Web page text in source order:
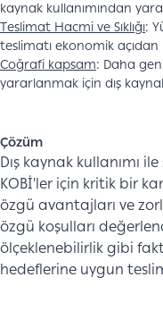
kaynak kullanımından
Teslimat Hacmi ve Sıklığı:
teslimatı ekonomik
Coğrafi kapsam: Daha
yararlanmak için dış
Çözüm
Dış kaynak kullanımı
KOBİ'ler için kritik bir
özgü avantajları ve
özgü koşulları
ölçeklenebilirlik gibi
hedeflerine uygun